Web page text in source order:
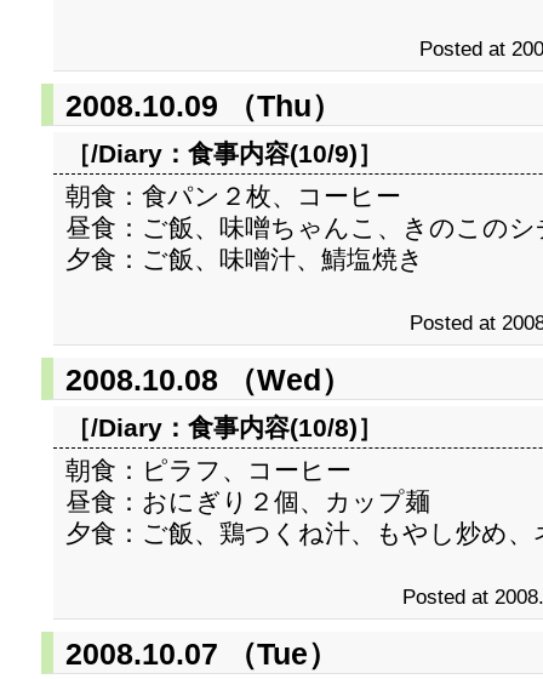
Posted at
2008.10.09 （Thu）
［/Diary： 食事内容(10/9)］
朝食：食パン２枚、コーヒー
昼食：ご飯、味噌ちゃんこ、きのこのシ
夕食：ご飯、味噌汁、鯖塩焼き
Posted at
2008.10.08 （Wed）
［/Diary： 食事内容(10/8)］
朝食：ピラフ、コーヒー
昼食：おにぎり２個、カップ麺
夕食：ご飯、鶏つくね汁、もやし炒め、
Posted at
2008.10.07 （Tue）